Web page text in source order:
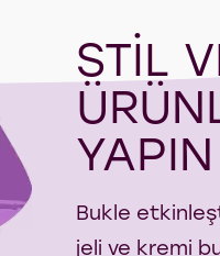
STİL
YAPIN
Bukle
jeli ve kremi